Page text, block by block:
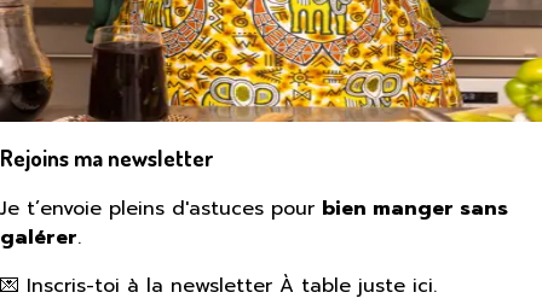
Rejoins ma newsletter
Je t’envoie pleins d'astuces pour bien manger sans
galérer.
💌 Inscris-toi à la newsletter À table juste ici.